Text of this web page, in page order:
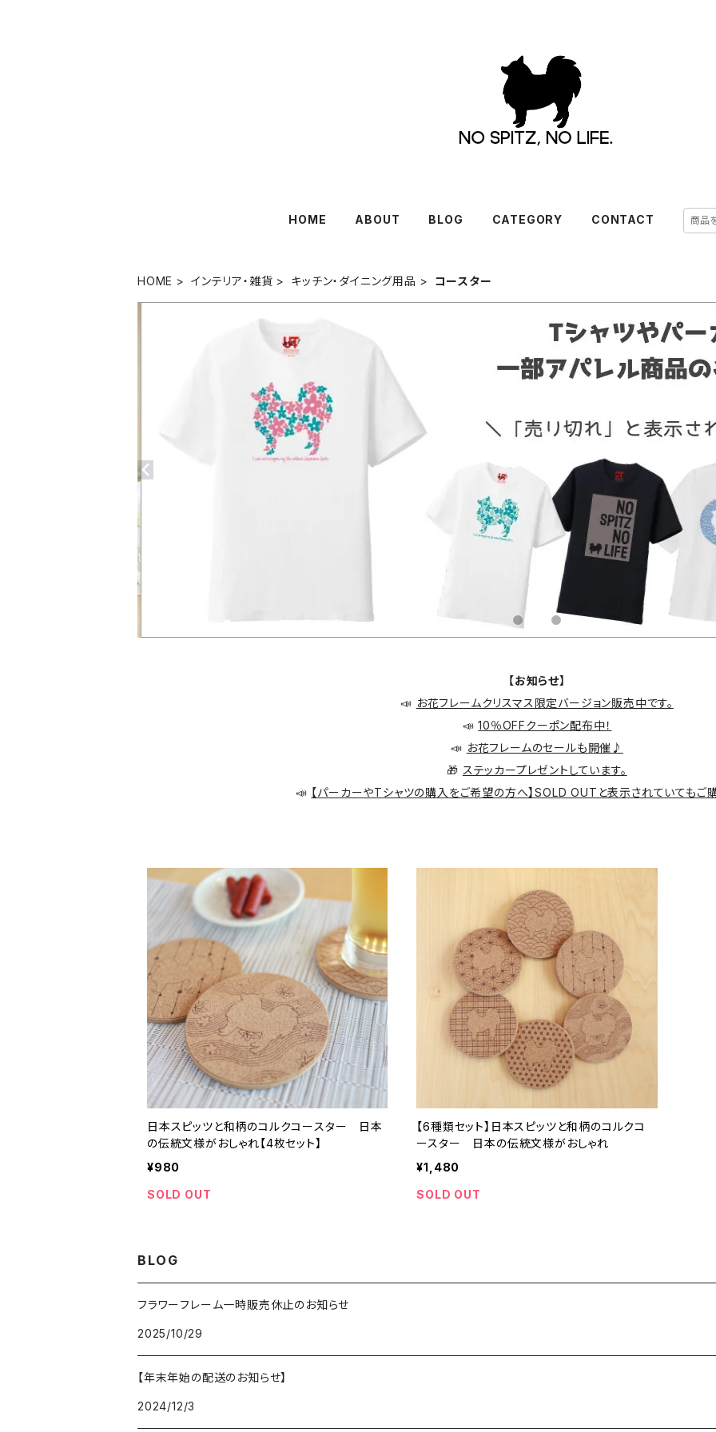
HOME ABOUT BLOG CATEGORY CONTACT
HOME インテリア・雑貨 キッチン・ダイニング用品 コースター
【お知らせ】
📣 お花フレームクリスマス限定バージョン販売中です。
📣10％OFFクーポン配布中！
📣 お花フレームのセールも開催♪
🎁 ステッカープレゼントしています。
📣 【パーカーやTシャツの購入をご希望の方へ】SOLD OUTと表示されていてもご購
日本スピッツと和柄のコルクコースター 日本
の伝統文様がおしゃれ【4枚セット】
¥980
SOLD OUT
【6種類セット】日本スピッツと和柄のコルクコ
ースター 日本の伝統文様がおしゃれ
¥1,480
SOLD OUT
BLOG
フラワーフレーム一時販売休止のお知らせ
2025/10/29
【年末年始の配送のお知らせ】
2024/12/3